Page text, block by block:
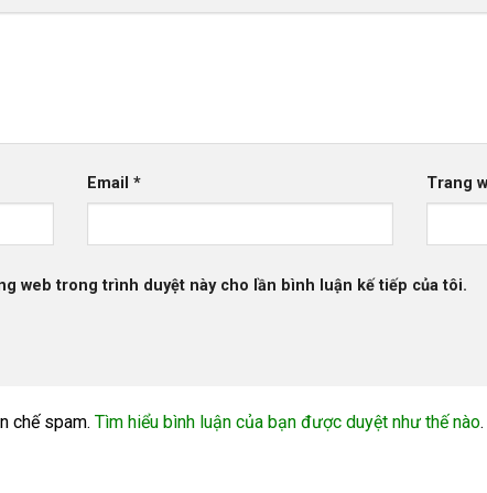
Email * Trang
web trong trình duyệt này cho lần bình luận kế tiếp của tôi.
chế spam. Tìm hiểu bình luận của bạn được duyệt như thế nào.